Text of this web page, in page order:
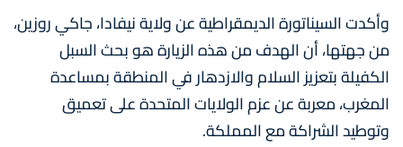
وأكدت السيناتورة الديمقراطية عن ولاية نيفادا، جاكي روزين،
من جهتها، أن الهدف من هذه الزيارة هو بحث السبل
الكفيلة بتعزيز السلام والازدهار في المنطقة بمساعدة
المغرب، معربة عن عزم الولايات المتحدة على تعميق
وتوطيد الشراكة مع المملكة.